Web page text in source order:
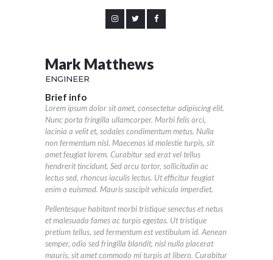
Mark Matthews
ENGINEER
Brief info
Lorem ipsum dolor sit amet, consectetur adipiscing elit.
Nunc porta fringilla ullamcorper. Morbi felis orci,
lacinia a velit et, sodales condimentum metus. Nulla
non fermentum nisl. Maecenas id molestie turpis, sit
amet feugiat lorem. Curabitur sed erat vel tellus
hendrerit tincidunt. Sed arcu tortor, sollicitudin ac
lectus sed, rhoncus iaculis lectus. Ut efficitur feugiat
enim a euismod. Mauris suscipit vehicula imperdiet.
Pellentesque habitant morbi tristique senectus et netus
et malesuada fames ac turpis egestas. Ut tristique
pretium tellus, sed fermentum est vestibulum id. Aenean
semper, odio sed fringilla blandit, nisl nulla placerat
mauris, sit amet commodo mi turpis at libero. Curabitur